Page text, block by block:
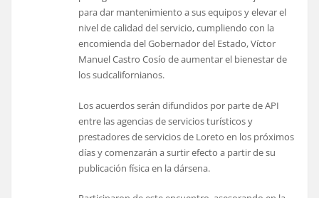
para dar mantenimiento a sus equipos y elevar el
nivel de calidad del servicio, cumpliendo con la
encomienda del Gobernador del Estado, Víctor
Manuel Castro Cosío de aumentar el bienestar de
los sudcalifornianos.
Los acuerdos serán difundidos por parte de API
entre las agencias de servicios turísticos y
prestadores de servicios de Loreto en los próximos
días y comenzarán a surtir efecto a partir de su
publicación física en la dársena.